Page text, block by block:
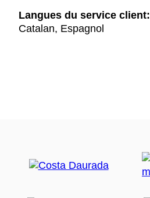
Langues du service client:
Catalan, Espagnol